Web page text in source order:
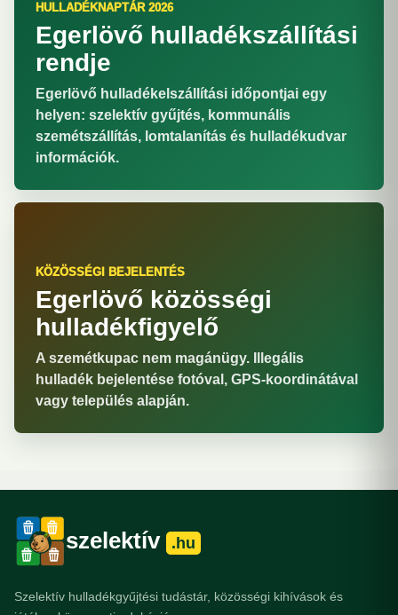
HULLADÉKNAPTÁR 2026
Egerlövő hulladékszállítási
rendje
Egerlövő hulladékelszállítási időpontjai egy
helyen: szelektív gyűjtés, kommunális
szemétszállítás, lomtalanítás és hulladékudvar
információk.
KÖZÖSSÉGI BEJELENTÉS
Egerlövő közösségi
hulladékfigyelő
A szemétkupac nem magánügy. Illegális
hulladék bejelentése fotóval, GPS-koordinátával
vagy település alapján.
szelektív .hu
Szelektív hulladékgyűjtési tudástár, közösségi kihívások és